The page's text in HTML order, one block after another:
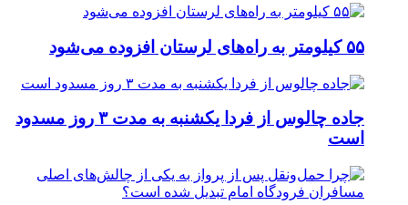
۵۵ کیلومتر به راه‌های لرستان افزوده می‌شود
جاده چالوس از فردا یکشنبه به مدت ۳ روز مسدود
است